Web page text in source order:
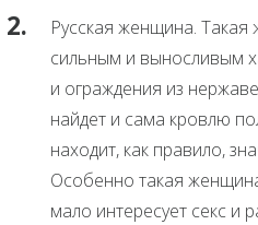
Русская женщина.
сильным и выносливым
и ограждения из
найдет и сама кровлю
находит, как правило,
Особенно такая
мало интересует секс и